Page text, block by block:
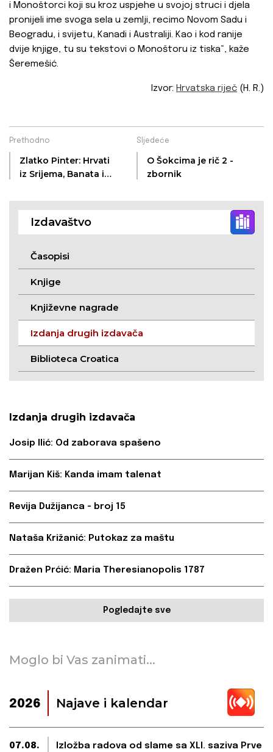
i Monoštorci koji su kroz uspjehe u svojoj struci i djela
pronijeli ime svoga sela u zemlji, recimo Novom Sadu i
Beogradu, i svijetu, Kanadi i Australiji. Kao i kod ranije
dvije knjige, tu su tekstovi o Monoštoru iz tiska“, kaže
Šeremešić.
Izvor: Hrvatska riječ (H. R.)
Prethodno
Zlatko Pinter: Hrvati
iz Srijema, Banata i
etničko čišćenje (1991.
Sljedeće
O Šokcima je rič 2 -
zbornik
Izdavaštvo
Časopisi
Knjige
Književne nagrade
Izdanja drugih izdavača
Biblioteca Croatica
Izdanja drugih izdavača
Josip Ilić: Od zaborava spašeno
Marijan Kiš: Kanda imam talenat
Revija Dužijanca - broj 15
Nataša Križanić: Putokaz za maštu
Dražen Prćić: Maria Theresianopolis 1787
Pogledajte sve
Moglo bi Vas zanimati...
2026 Najave i kalendar
07.08.
Izložba radova od slame sa XLI. saziva Prve